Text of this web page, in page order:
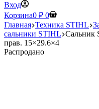
Вход
Корзина0 ₽ 0
Главная Техника STIHL
сальники STIHL Сальник
прав. 15×29.6×4
Распродано